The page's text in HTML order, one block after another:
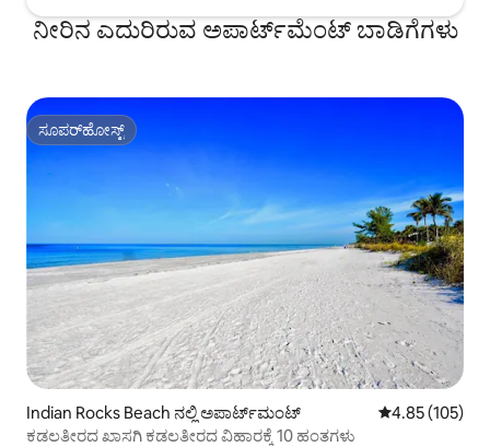
ನೀರಿನ ಎದುರಿರುವ ಅಪಾರ್ಟ್‌ಮೆಂಟ್ ಬಾಡಿಗೆಗಳು
ಸೂಪರ್‌ಹೋಸ್ಟ್
ಸೂಪರ್‌ಹೋಸ್ಟ್
Indian Rocks Beach ನಲ್ಲಿ ಅಪಾರ್ಟ್‌ಮಂಟ್ 5 ರಲ್ಲಿ 4.85
4.85 (105)
ಕಡಲತೀರದ ಖಾಸಗಿ ಕಡಲತೀರದ ವಿಹಾರಕ್ಕೆ 10 ಹಂತಗಳು